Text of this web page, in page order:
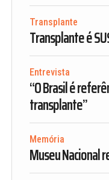
Transplante
Transplante é
Entrevista
“O Brasil é
transplante”
Memória
Museu Nacional